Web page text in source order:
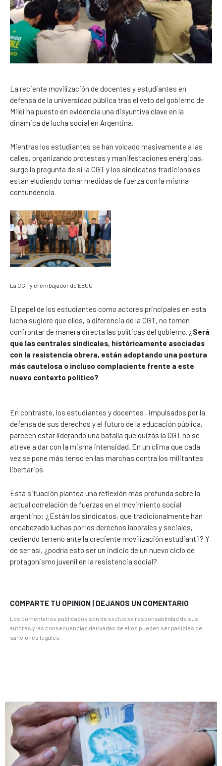
La reciente movilización de docentes y estudiantes en
defensa de la universidad pública tras el veto del gobierno de
Milei ha puesto en evidencia una disyuntiva clave en la
dinámica de lucha social en Argentina.
Mientras los estudiantes se han volcado masivamente a las
calles, organizando protestas y manifestaciones enérgicas,
surge la pregunta de si la CGT y los sindicatos tradicionales
están eludiendo tomar medidas de fuerza con la misma
contundencia.
La CGT y el embajador de EEUU
El papel de los estudiantes como actores principales en esta
lucha sugiere que ellos, a diferencia de la CGT, no temen
confrontar de manera directa las políticas del gobierno. ¿ Será
que las centrales sindicales, históricamente asociadas
con la resistencia obrera, están adoptando una postura
más cautelosa o incluso complaciente frente a este
nuevo contexto político?
En contraste, los estudiantes y docentes , impulsados por la
defensa de sus derechos y el futuro de la educación pública,
parecen estar liderando una batalla que quizás la CGT no se
atreve a dar con la misma intensidad. En un clima que cada
vez se pone más tenso en las marchas contra los militantes
libertarios.
Esta situación plantea una reflexión más profunda sobre la
actual correlación de fuerzas en el movimiento social
argentino: ¿Están los sindicatos, que tradicionalmente han
encabezado luchas por los derechos laborales y sociales,
cediendo terreno ante la creciente movilización estudiantil? Y
de ser así, ¿podría esto ser un indicio de un nuevo ciclo de
protagonismo juvenil en la resistencia social?
COMPARTE TU OPINION | DEJANOS UN COMENTARIO
Los comentarios publicados son de exclusiva responsabilidad de sus
autores y las consecuencias derivadas de ellos pueden ser pasibles de
sanciones legales.